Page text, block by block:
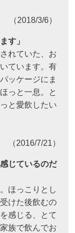
2018/3/6）
す」
れていた、お
ています。有
ッケージにま
っと一息。と
と愛飲したい
2016/7/21）
じているのだ
ほっこりとし
けた後飲むの
感じる、とて
族で飲んでお